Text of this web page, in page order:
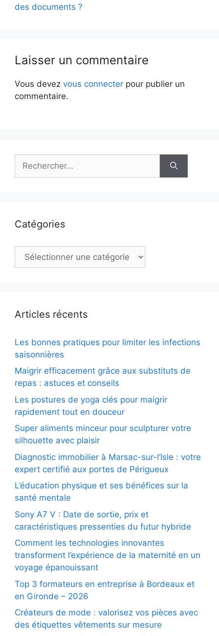
des documents ?
Laisser un commentaire
Vous devez vous connecter pour publier un
commentaire.
Catégories
Catégories
Articles récents
Les bonnes pratiques pour limiter les infections
saisonnières
Maigrir efficacement grâce aux substituts de
repas : astuces et conseils
Les postures de yoga clés pour maigrir
rapidement tout en douceur
Super aliments minceur pour sculpturer votre
silhouette avec plaisir
Diagnostic immobilier à Marsac-sur-l’Isle : votre
expert certifié aux portes de Périgueux
L’éducation physique et ses bénéfices sur la
santé mentale
Sony A7 V : Date de sortie, prix et
caractéristiques pressenties du futur hybride
Comment les technologies innovantes
transforment l’expérience de la maternité en un
voyage épanouissant
Top 3 formateurs en entreprise à Bordeaux et
en Gironde – 2026
Créateurs de mode : valorisez vos pièces avec
des étiquettes vêtements sur mesure